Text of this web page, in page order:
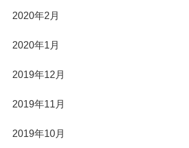
2020年2月
2020年1月
2019年12月
2019年11月
2019年10月